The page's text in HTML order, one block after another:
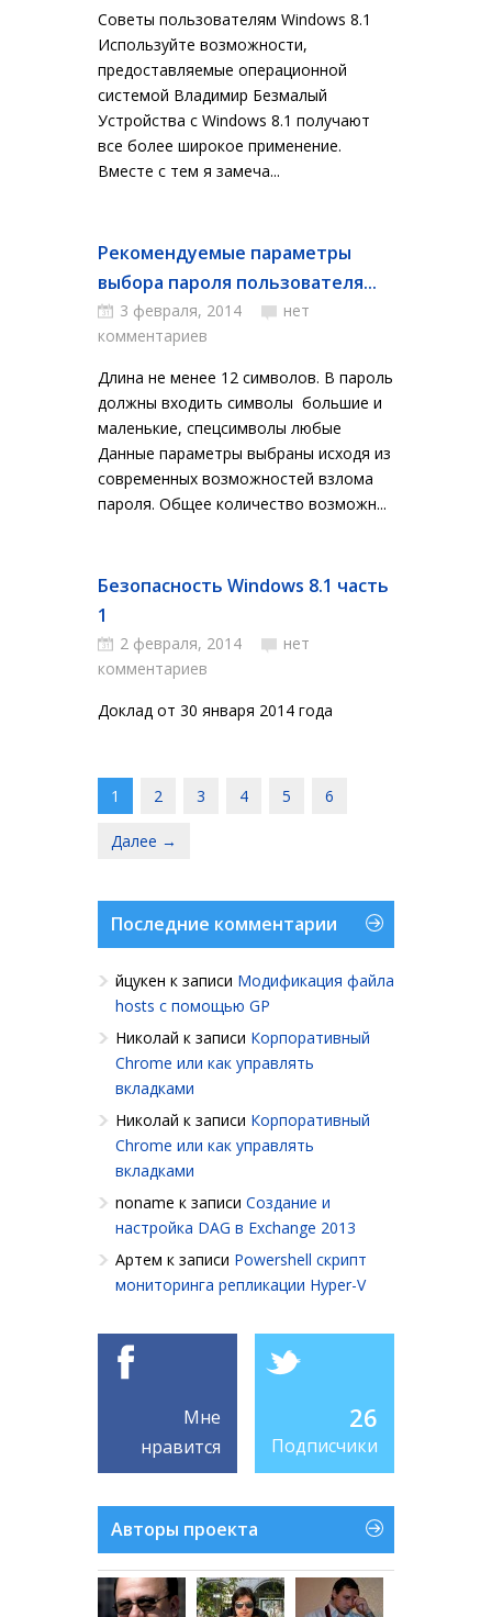
Советы пользователям Windows 8.1
Используйте возможности,
предоставляемые операционной
системой Владимир Безмалый
Устройства с Windows 8.1 получают
все более широкое применение.
Вместе с тем я замеча...
Рекомендуемые параметры
выбора пароля пользователя...
3 февраля, 2014
нет
комментариев
Длина не менее 12 символов. В пароль
должны входить символы большие и
маленькие, спецсимволы любые
Данные параметры выбраны исходя из
современных возможностей взлома
пароля. Общее количество возможн...
Безопасность Windows 8.1 часть
1
2 февраля, 2014
нет
комментариев
Доклад от 30 января 2014 года
1 2 3 4 5 6
Далее →
Последние комментарии
йцукен к записи Модификация файла
hosts с помощью GP
Николай к записи Корпоративный
Chrome или как управлять
вкладками
Николай к записи Корпоративный
Chrome или как управлять
вкладками
noname к записи Создание и
настройка DAG в Exchange 2013
Артем к записи Powershell cкрипт
мониторинга репликации Hyper-V
Мне
нравится
26
Подписчики
Авторы проекта